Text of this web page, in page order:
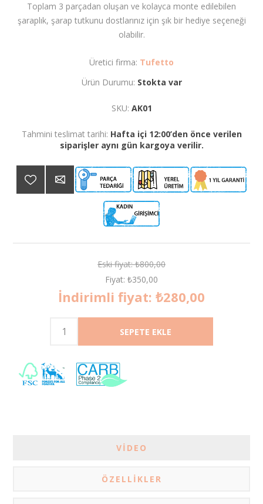
Toplam 3 parçadan oluşan ve kolayca monte edilebilen
şaraplık, şarap tutkunu dostlarınız için şık bir hediye seçeneği
olabilir.
Üretici firma: Tufetto
Ürün Durumu: Stokta var
SKU: AK01
Tahmini teslimat tarihi: Hafta içi 12:00’den önce verilen
siparişler aynı gün kargoya verilir.
Eski fiyat: ₺800,00
Fiyat: ₺350,00
İndirimli fiyat: ₺280,00
VIDEO
ÖZELLIKLER